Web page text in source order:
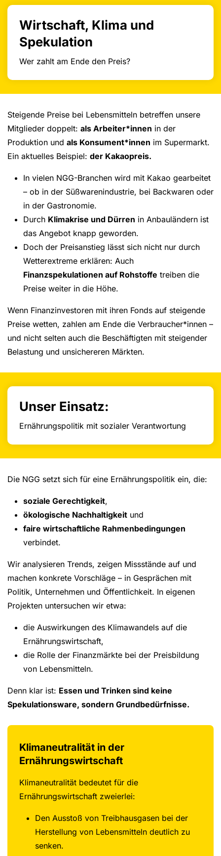
Wirtschaft, Klima und
Spekulation
Wer zahlt am Ende den Preis?
Steigende Preise bei Lebensmitteln betreffen unsere
Mitglieder doppelt: als Arbeiter*innen in der
Produktion und als Konsument*innen im Supermarkt.
Ein aktuelles Beispiel: der Kakaopreis.
In vielen NGG-Branchen wird mit Kakao gearbeitet
– ob in der Süßwarenindustrie, bei Backwaren oder
in der Gastronomie.
Durch Klimakrise und Dürren in Anbauländern ist
das Angebot knapp geworden.
Doch der Preisanstieg lässt sich nicht nur durch
Wetterextreme erklären: Auch
Finanzspekulationen auf Rohstoffe treiben die
Preise weiter in die Höhe.
Wenn Finanzinvestoren mit ihren Fonds auf steigende
Preise wetten, zahlen am Ende die Verbraucher*innen –
und nicht selten auch die Beschäftigten mit steigender
Belastung und unsichereren Märkten.
Unser Einsatz:
Ernährungspolitik mit sozialer Verantwortung
Die NGG setzt sich für eine Ernährungspolitik ein, die:
soziale Gerechtigkeit,
ökologische Nachhaltigkeit und
faire wirtschaftliche Rahmenbedingungen
verbindet.
Wir analysieren Trends, zeigen Missstände auf und
machen konkrete Vorschläge – in Gesprächen mit
Politik, Unternehmen und Öffentlichkeit. In eigenen
Projekten untersuchen wir etwa:
die Auswirkungen des Klimawandels auf die
Ernährungswirtschaft,
die Rolle der Finanzmärkte bei der Preisbildung
von Lebensmitteln.
Denn klar ist: Essen und Trinken sind keine
Spekulationsware, sondern Grundbedürfnisse.
Klimaneutralität in der
Ernährungswirtschaft
Klimaneutralität bedeutet für die
Ernährungswirtschaft zweierlei:
Den Ausstoß von Treibhausgasen bei der
Herstellung von Lebensmitteln deutlich zu
senken.